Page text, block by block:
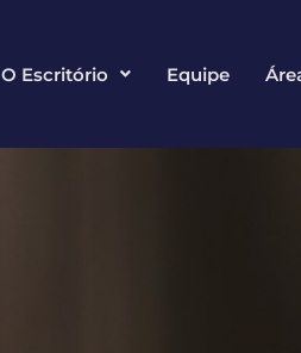
O Escritório Equipe